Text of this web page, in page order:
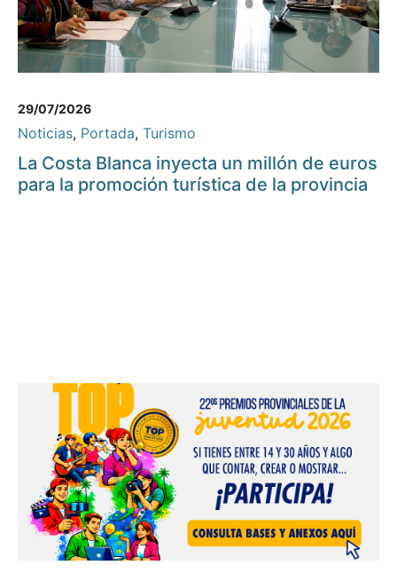
29/07/2026
Noticias, Portada, Turismo
La Costa Blanca inyecta un millón de euros
para la promoción turística de la provincia